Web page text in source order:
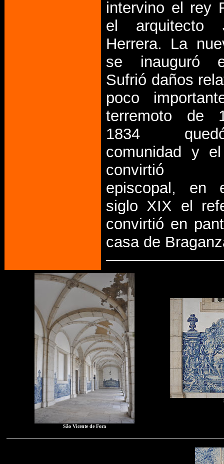
intervino el rey
el arquitecto
Herrera. La
se inauguró
Sufrió daños
poco
terremoto de
1834
comunidad y
convirtió
episcopal, en
siglo XIX el
convirtió en
casa de
São Vicente de Fora